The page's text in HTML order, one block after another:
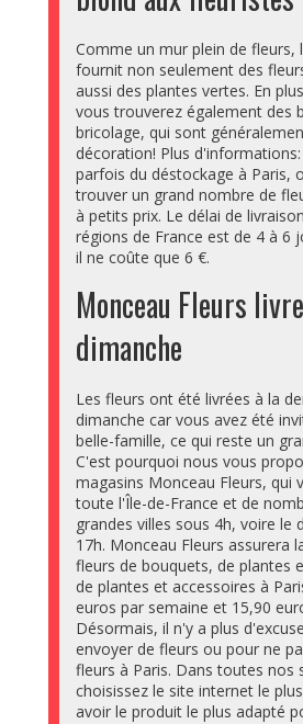
Comme un mur plein de fleurs,
fournit non seulement des
aussi des plantes vertes. En
vous trouverez également des
bricolage, qui sont
décoration! Plus
parfois du déstockage à Paris,
trouver un grand nombre de
à petits prix. Le délai de
régions de France est de 4 à 6
il ne coûte que 6 €.
Monceau Fleurs
dimanche
Les fleurs ont été livrées à la
dimanche car vous avez été
belle-famille, ce qui reste un
C'est pourquoi nous vous
magasins Monceau Fleurs, qui
toute l'Île-de-France et de
grandes villes sous 4h, voire le
17h. Monceau Fleurs assurera
fleurs de bouquets, de plantes
de plantes et accessoires à
euros par semaine et 15,90
Désormais, il n'y a plus
envoyer de fleurs ou pour ne
fleurs à Paris. Dans toutes nos
choisissez le site internet le
avoir le produit le plus adapté